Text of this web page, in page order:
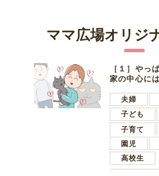
ママ広場オリジ
［１］やっ
家の中心に
夫婦
子ども
子育て
園児
高校生